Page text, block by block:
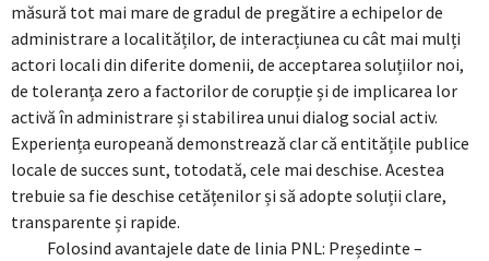
măsură tot mai mare de gradul de pregătire a echipelor de
administrare a localităților, de interacțiunea cu cât mai mulți
actori locali din diferite domenii, de acceptarea soluțiilor noi,
de toleranța zero a factorilor de corupție și de implicarea lor
activă în administrare și stabilirea unui dialog social activ.
Experiența europeană demonstrează clar că entitățile publice
locale de succes sunt, totodată, cele mai deschise. Acestea
trebuie sa fie deschise cetățenilor și să adopte soluții clare,
transparente și rapide.
Folosind avantajele date de linia PNL: Președinte –